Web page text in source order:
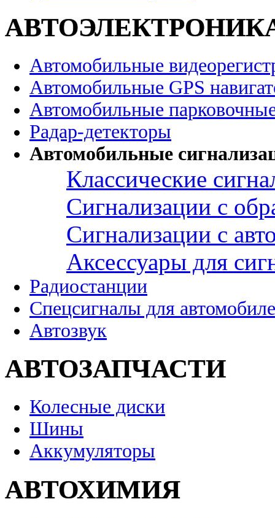
Автомобильные
Автомобильные GPS
Автомобильные
Радар-детекторы
Автомобильные
Классические
Сигнализации с
Сигнализации с
Аксессуары для
Радиостанции
Спецсигналы для
Автозвук
АВТОЗАПЧАСТИ
Колесные диски
Шины
Аккумуляторы
АВТОХИМИЯ